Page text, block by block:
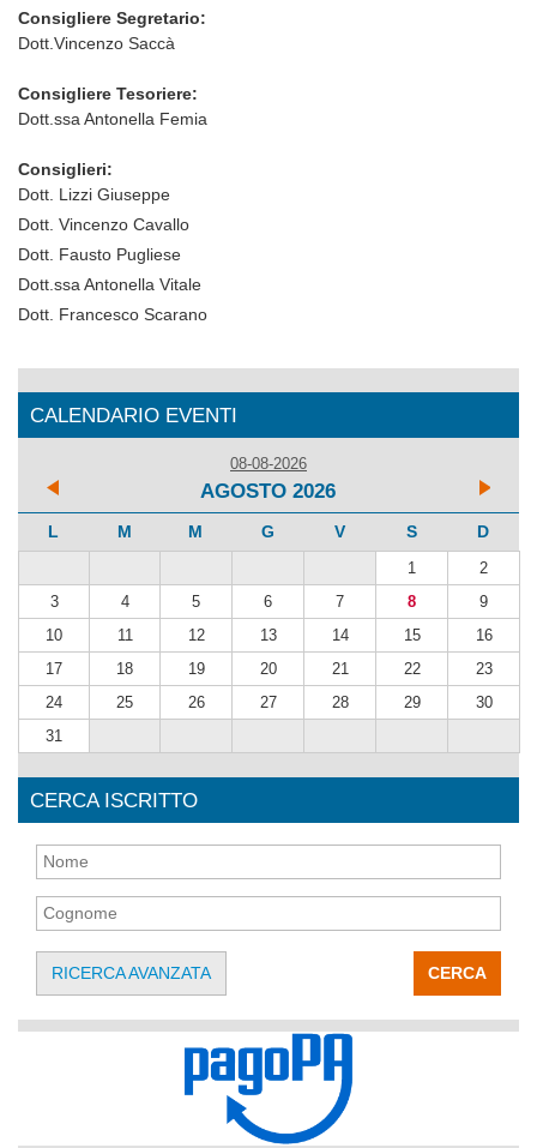
Consigliere Segretario:
Dott.Vincenzo Saccà
Consigliere Tesoriere:
Dott.ssa Antonella Femia
Consiglieri:
Dott. Lizzi Giuseppe
Dott. Vincenzo Cavallo
Dott. Fausto Pugliese
Dott.ssa Antonella Vitale
Dott. Francesco Scarano
CALENDARIO EVENTI
08-08-2026
AGOSTO 2026
L M M G V S D
1
2
3
4 5 6 7 8
9
10
11 12 13 14 15
16
17
18 19 20 21 22
23
24
25 26 27 28 29
30
31
CERCA ISCRITTO
CERCA
RICERCA AVANZATA